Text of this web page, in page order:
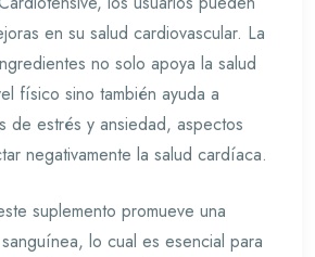
en su salud cardiovascular. La
no solo apoya la salud
físico sino también ayuda a
de estrés y ansiedad, aspectos
negativamente la salud cardíaca.
suplemento promueve una
lo cual es esencial para